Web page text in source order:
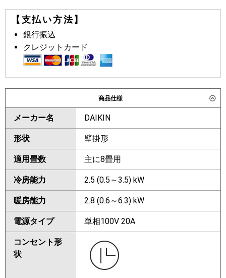
【支払い方法】
銀行振込
クレジットカード
商品仕様
メーカー名 DAIKIN
形状 壁掛形
適用畳数 主に8畳用
冷房能力 2.5 (0.5～3.5) kW
暖房能力 2.8 (0.6～6.3) kW
電源タイプ 単相100V 20A
コンセント形
状